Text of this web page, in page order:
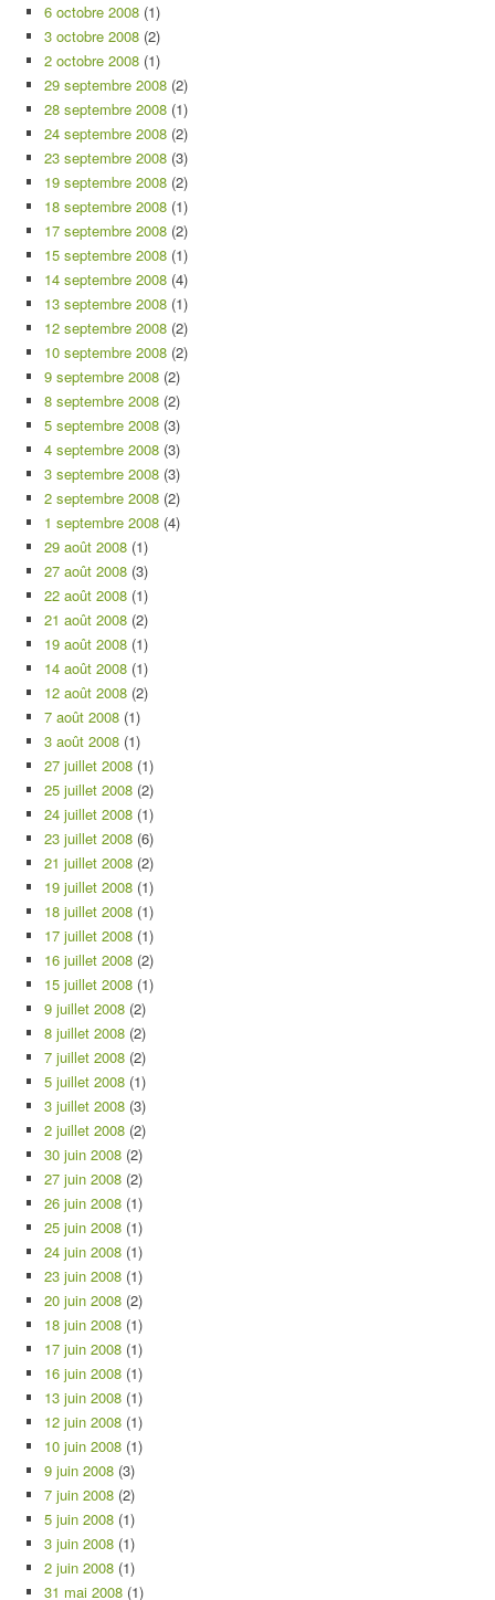
6 octobre 2008 (1)
3 octobre 2008 (2)
2 octobre 2008 (1)
29 septembre 2008 (2)
28 septembre 2008 (1)
24 septembre 2008 (2)
23 septembre 2008 (3)
19 septembre 2008 (2)
18 septembre 2008 (1)
17 septembre 2008 (2)
15 septembre 2008 (1)
14 septembre 2008 (4)
13 septembre 2008 (1)
12 septembre 2008 (2)
10 septembre 2008 (2)
9 septembre 2008 (2)
8 septembre 2008 (2)
5 septembre 2008 (3)
4 septembre 2008 (3)
3 septembre 2008 (3)
2 septembre 2008 (2)
1 septembre 2008 (4)
29 août 2008 (1)
27 août 2008 (3)
22 août 2008 (1)
21 août 2008 (2)
19 août 2008 (1)
14 août 2008 (1)
12 août 2008 (2)
7 août 2008 (1)
3 août 2008 (1)
27 juillet 2008 (1)
25 juillet 2008 (2)
24 juillet 2008 (1)
23 juillet 2008 (6)
21 juillet 2008 (2)
19 juillet 2008 (1)
18 juillet 2008 (1)
17 juillet 2008 (1)
16 juillet 2008 (2)
15 juillet 2008 (1)
9 juillet 2008 (2)
8 juillet 2008 (2)
7 juillet 2008 (2)
5 juillet 2008 (1)
3 juillet 2008 (3)
2 juillet 2008 (2)
30 juin 2008 (2)
27 juin 2008 (2)
26 juin 2008 (1)
25 juin 2008 (1)
24 juin 2008 (1)
23 juin 2008 (1)
20 juin 2008 (2)
18 juin 2008 (1)
17 juin 2008 (1)
16 juin 2008 (1)
13 juin 2008 (1)
12 juin 2008 (1)
10 juin 2008 (1)
9 juin 2008 (3)
7 juin 2008 (2)
5 juin 2008 (1)
3 juin 2008 (1)
2 juin 2008 (1)
31 mai 2008 (1)